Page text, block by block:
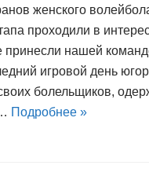
женского
проходили в
принесли нашей
игровой день
болельщиков,
Подробнее »